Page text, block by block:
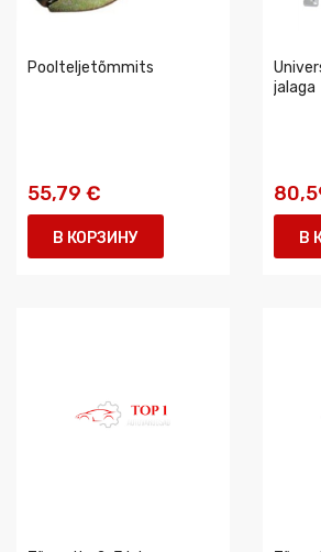
Poolteljetõmmits
55,79 €
В КОРЗИНУ
jalaga
В